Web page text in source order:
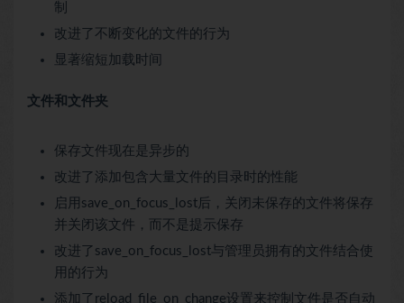
制
改进了不断变化的文件的行为
显著缩短加载时间
文件和文件夹
保存文件现在是异步的
改进了添加包含大量文件的目录时的性能
启用save_on_focus_lost后，关闭未保存的文件将保存
并关闭该文件，而不是提示保存
改进了save_on_focus_lost与管理员拥有的文件结合使
用的行为
添加了reload_file_on_change设置来控制文件是否自动